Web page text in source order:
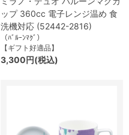
ップ 360cc 電子レンジ温め 食
洗機対応 (52442-2816)
（ﾊﾞﾙｰﾝﾏｸﾞ）
【ギフト好適品】
3,300円(税込)